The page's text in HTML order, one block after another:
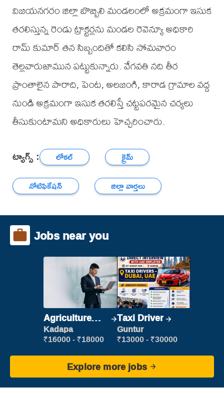
విజయనగరం జిల్లా బొబ్బిలి మండలంలో అక్రమంగా ఇసుక
తరలిస్తున్న రెండు ట్రాక్టర్లను మండల రెవెన్యూ అధికారి
రామ్ కుమార్ తన సిబ్బందితో కలిసి సోమవారం
తెల్లవారుజామున పట్టుకున్నారు. వేగవతి నది తీర
ప్రాంతాలైన పారాది, పెంట, అలజంగి, కారాడ గ్రామాల వద్ద
నుండి అక్రమంగా ఇసుక తరలిస్తే చట్టపరమైన చర్యలు
తీసుకుంటామని అధికారులు హెచ్చరించారు.
ట్యాగ్స్ : లోకల్
క్రైమ్
నోటిఫికేషన్
జిల్లా వార్తలు
Jobs near you
Agriculture
Labour
Kadapa
₹16000 - ₹18000
Taxi Driver
Guntur
₹13000 - ₹30000
Explore more jobs